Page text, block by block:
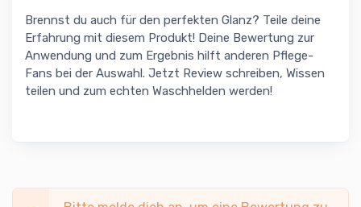
Brennst du auch für den perfekten Glanz? Teile deine
Erfahrung mit diesem Produkt! Deine Bewertung zur
Anwendung und zum Ergebnis hilft anderen Pflege-
Fans bei der Auswahl. Jetzt Review schreiben, Wissen
teilen und zum echten Waschhelden werden!